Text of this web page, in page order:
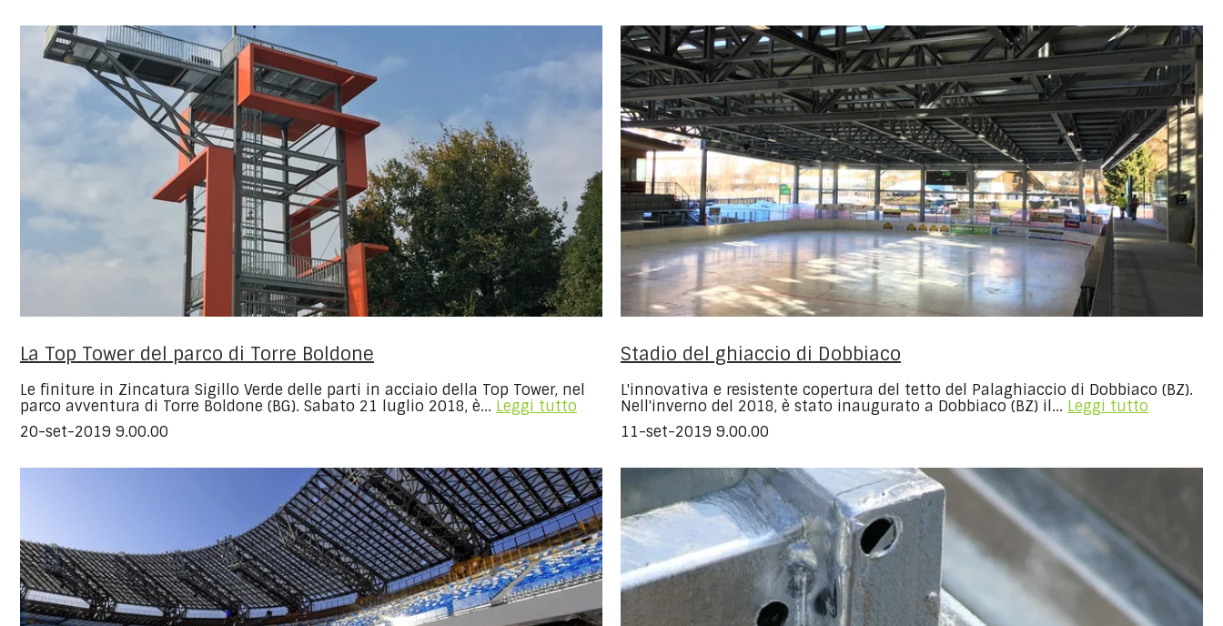
La Top Tower del parco di Torre Boldone
Le finiture in Zincatura Sigillo Verde delle parti in acciaio della Top Tower, nel
parco avventura di Torre Boldone (BG). Sabato 21 luglio 2018, è... Leggi tutto
20-set-2019 9.00.00
Stadio del ghiaccio di Dobbiaco
L'innovativa e resistente copertura del tetto del Palaghiaccio di Dobbiaco (BZ).
Nell'inverno del 2018, è stato inaugurato a Dobbiaco (BZ) il... Leggi tutto
11-set-2019 9.00.00